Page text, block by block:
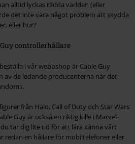
alltid lyckas rädda världen (eller
det inte vara något problem att skydda
eller hur?
controllerhållare
i vår webbshop är Cable Guy
av de ledande producenterna när det
från Halo, Call of Duty och Star Wars
Guy är också en riktig kille i Marvel-
tar dig lite tid för att lära känna vårt
redan en hållare för mobiltelefoner eller